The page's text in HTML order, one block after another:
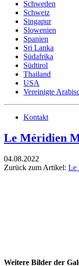
Schweden
Schweiz
Singapur
Slowenien
Spanien
Sri Lanka
Südafrika
Südtirol
Thailand
USA
Vereinigte
Kontakt
Le Méridien
04.08.2022
Zurück zum Artikel: Le
Weitere Bilder der